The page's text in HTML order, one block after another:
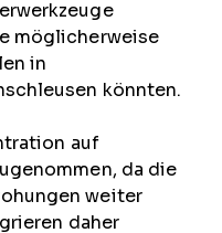
möglicherweise
in
könnten.
auf
da die
weiter
daher